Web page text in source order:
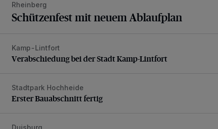
Rheinberg
Schützenfest mit neuem Ablaufplan
Verabschiedung bei der Stadt Kamp-Lintfort
Kamp-Lintfort
Verabschiedung bei der Stadt Kamp-Lintfort
Erster Bauabschnitt fertig
Stadtpark Hochheide
Erster Bauabschnitt fertig